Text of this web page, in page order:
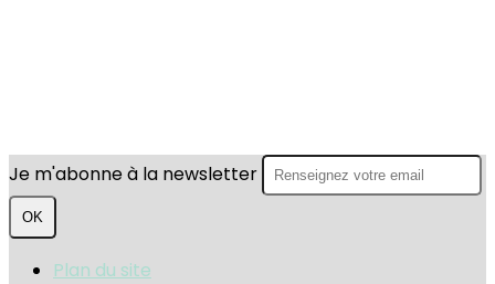
Je m'abonne à la newsletter
OK
Plan du site